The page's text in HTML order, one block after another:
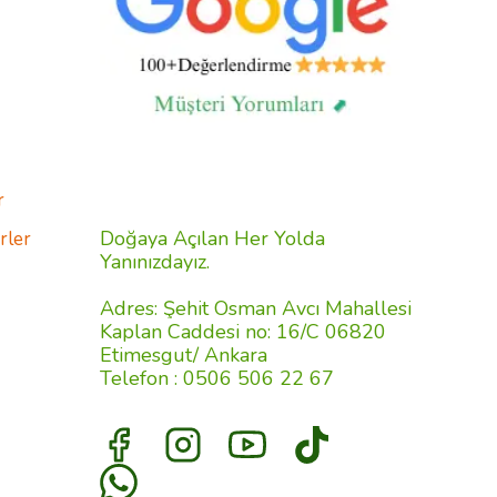
Doğaya Açılan Her Yolda
Yanınızdayız.
Adres: Şehit Osman Avcı Mahallesi
Kaplan Caddesi no: 16/C 06820
Etimesgut/ Ankara
Telefon : 0506 506 22 67